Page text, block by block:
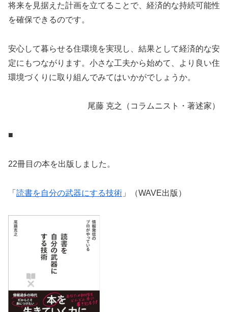
将来を見据えた計画を立てることで、経済的な持続可能性
を確保できるのです。
安心して暮らせる住環境を実現し、結果として経済的な安
定にもつながります。小さな工夫から始めて、より良い住
環境づくりに取り組んでみてはいかがでしょうか。
尾藤 克之（コラムニスト・著述家）
■
22冊目の本を出版しました。
「 読書を自分の武器にする技術 」（WAVE出版）